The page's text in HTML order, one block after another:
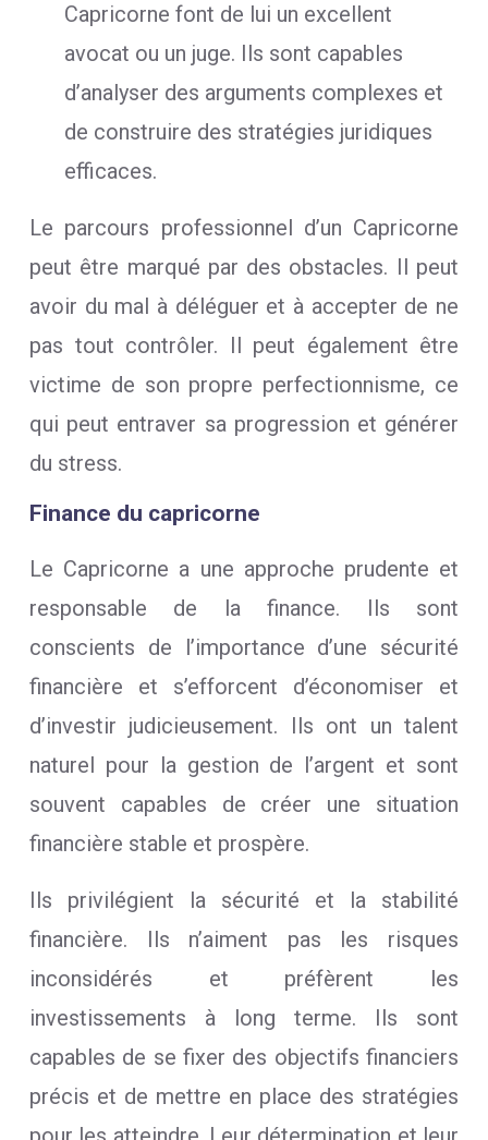
Capricorne font de lui un excellent
avocat ou un juge. Ils sont capables
d’analyser des arguments complexes et
de construire des stratégies juridiques
efficaces.
Le parcours professionnel d’un Capricorne
peut être marqué par des obstacles. Il peut
avoir du mal à déléguer et à accepter de ne
pas tout contrôler. Il peut également être
victime de son propre perfectionnisme, ce
qui peut entraver sa progression et générer
du stress.
Finance du capricorne
Le Capricorne a une approche prudente et
responsable de la finance. Ils sont
conscients de l’importance d’une sécurité
financière et s’efforcent d’économiser et
d’investir judicieusement. Ils ont un talent
naturel pour la gestion de l’argent et sont
souvent capables de créer une situation
financière stable et prospère.
Ils privilégient la sécurité et la stabilité
financière. Ils n’aiment pas les risques
inconsidérés et préfèrent les
investissements à long terme. Ils sont
capables de se fixer des objectifs financiers
précis et de mettre en place des stratégies